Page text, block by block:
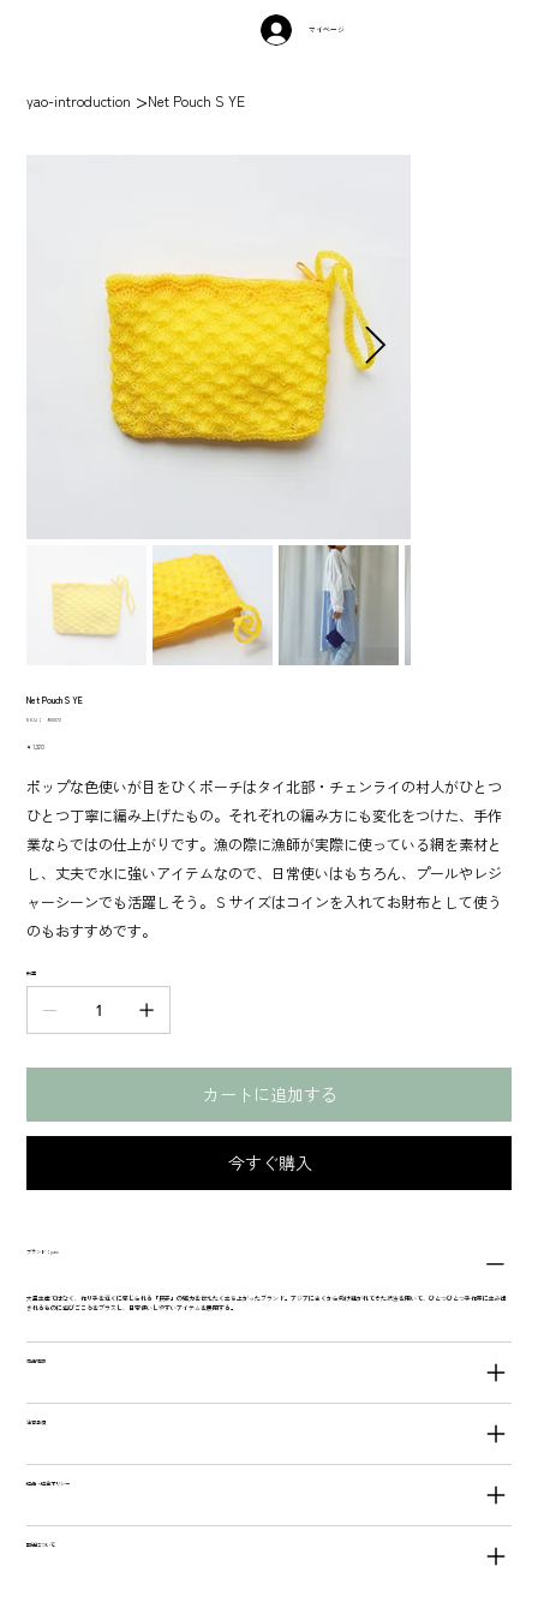
マイページ
yao-introduction >Net Pouch S YE
Net Pouch S YE
SKU：
SKU：
950072
価
￥1,320
ポップな色使いが目をひくポーチはタイ北部・チェンライの村人がひとつ
ひとつ丁寧に編み上げたもの。それぞれの編み方にも変化をつけた、手作
業ならではの仕上がりです。漁の際に漁師が実際に使っている網を素材と
し、丈夫で水に強いアイテムなので、日常使いはもちろん、プールやレジ
ャーシーンでも活躍しそう。Ｓサイズはコインを入れてお財布として使う
のもおすすめです。
数量
カートに追加する
今すぐ購入
ブランド：yao
大量生産ではなく、作り手を近くに感じられる「民芸」の魅力を伝えたく立ち上がったブランド。アジアに古くから受け継がれてきた技法を用いて、ひとつひとつ手作業に生み出
されるものに遊びごころをプラスし、日常使いしやすいアイテムを展開する。
商品情報
注意事項
返品・返金ポリシー
配送について